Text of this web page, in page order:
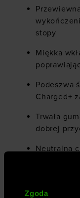
Zgoda
stopy
Miękka
Podeszwa
Charged+
Trwała
dobrej
Neutralna